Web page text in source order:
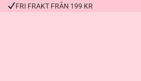
FRI FRAKT FRÅN 199 KR